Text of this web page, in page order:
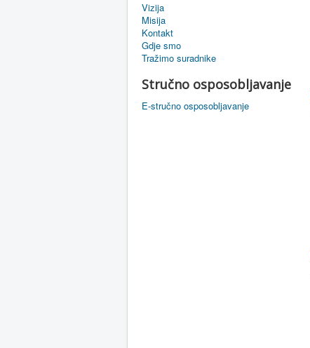
Vizija
Misija
Kontakt
Gdje smo
Tražimo suradnike
Stručno osposobljavanje
E-stručno osposobljavanje